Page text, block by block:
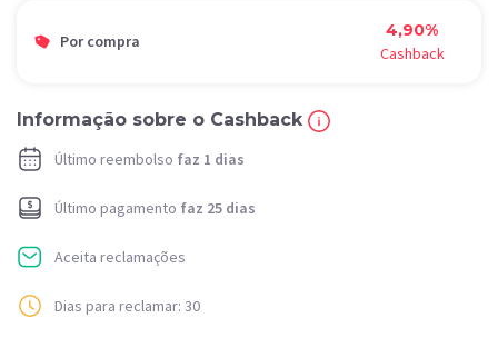
Por compra
4,90%
Cashback
Informação sobre o Cashback
Último reembolso faz 1 dias
Último pagamento faz 25 dias
Aceita reclamações
Dias para reclamar: 30